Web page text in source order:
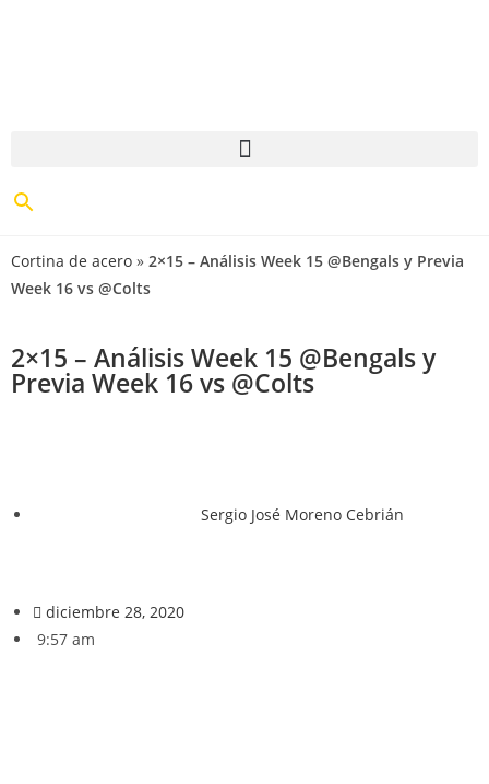
Cortina de acero » 2×15 – Análisis Week 15 @Bengals y Previa
Week 16 vs @Colts
2×15 – Análisis Week 15 @Bengals y
Previa Week 16 vs @Colts
Sergio José Moreno Cebrián
diciembre 28, 2020
9:57 am